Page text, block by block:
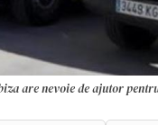
are nevoie de ajutor